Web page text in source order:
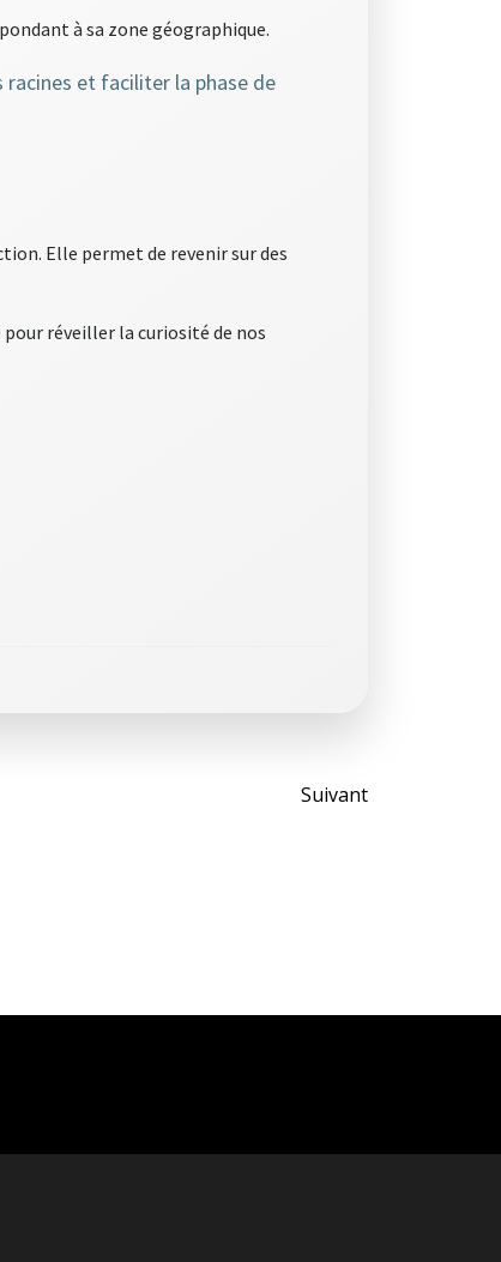
à sa zone géographique.
racines et faciliter la phase de
Elle permet de revenir sur des
réveiller la curiosité de nos
Post
Suivant